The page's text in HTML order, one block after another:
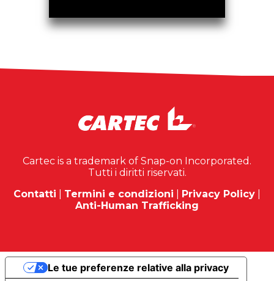
Cartec is a trademark of Snap-on Incorporated.
Tutti i diritti riservati.
Contatti
Termini e condizioni Privacy Policy
Anti-Human Trafficking
Le tue preferenze relative alla privacy